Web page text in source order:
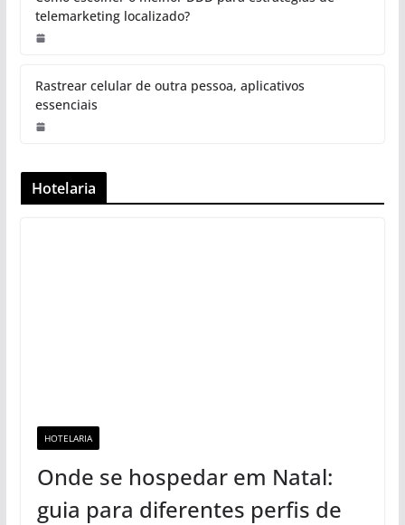
telemarketing localizado?
Rastrear celular de outra pessoa, aplicativos
essenciais
Hotelaria
HOTELARIA
Onde se hospedar em Natal:
guia para diferentes perfis de